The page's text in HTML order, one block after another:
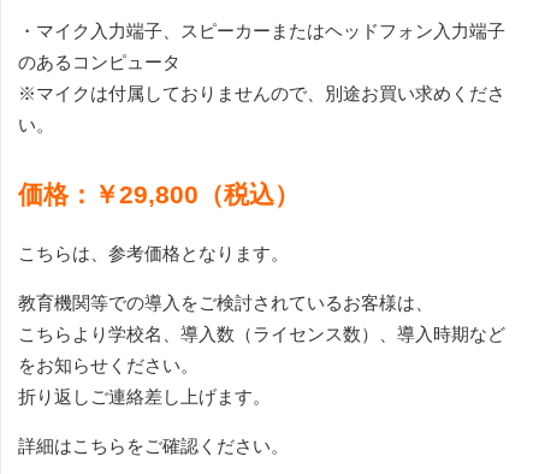
・マイク入力端子、スピーカーまたはヘッドフォン入力端子
のあるコンピュータ
※マイクは付属しておりませんので、別途お買い求めくださ
い。
価格：￥29,800（税込）
こちらは、参考価格となります。
教育機関等での導入をご検討されているお客様は、
こちらより学校名、導入数（ライセンス数）、導入時期など
をお知らせください。
折り返しご連絡差し上げます。
詳細はこちらをご確認ください。